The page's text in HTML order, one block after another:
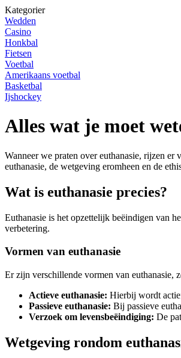
Kategorier
Wedden
Casino
Honkbal
Fietsen
Voetbal
Amerikaans voetbal
Basketbal
Ijshockey
Alles wat je moet
Wanneer we praten over euthanasie, rijzen
euthanasie, de wetgeving eromheen en de
Wat is euthanasie precies?
Euthanasie is het opzettelijk beëindigen van
verbetering.
Vormen van euthanasie
Er zijn verschillende vormen van euthanasie,
Actieve euthanasie: Hierbij wordt
Passieve euthanasie: Bij passieve
Verzoek om levensbeëindiging: De
Wetgeving rondom